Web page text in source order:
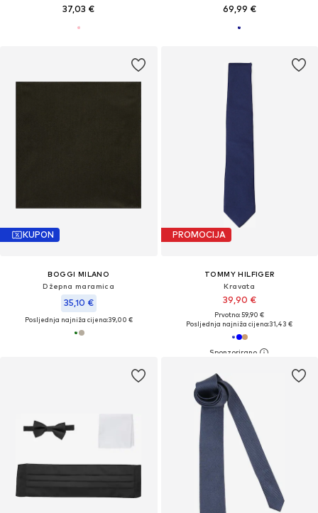
37,03 € 69,99 €
KUPON
BOGGI MILANO
Džepna maramica
35,10 €
Posljednja najniža cijena:39,00 €
PROMOCIJA
TOMMY HILFIGER
Kravata
39,90 €
Prvotno: 59,90 €
Posljednja najniža cijena:31,43 €